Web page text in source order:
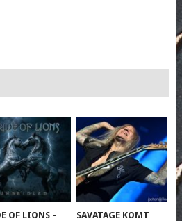
OF LIONS –
SAVATAGE KOMT